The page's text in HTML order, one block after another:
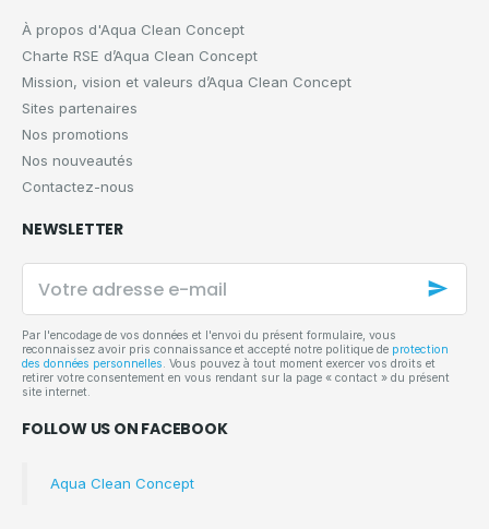
À propos d'Aqua Clean Concept
Charte RSE d’Aqua Clean Concept
Mission, vision et valeurs d’Aqua Clean Concept
Sites partenaires
Nos promotions
Nos nouveautés
Contactez-nous
NEWSLETTER
Votre
adresse
e-
mail
Par l'encodage de vos données et l'envoi du présent formulaire, vous
reconnaissez avoir pris connaissance et accepté notre politique de protection
des données personnelles. Vous pouvez à tout moment exercer vos droits et
retirer votre consentement en vous rendant sur la page « contact » du présent
site internet.
FOLLOW US ON FACEBOOK
Aqua Clean Concept